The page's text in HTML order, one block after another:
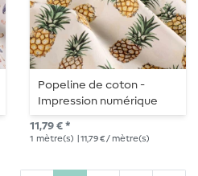
Popeline de coton -
Impression numérique
Ananas Blanc
11,79 € *
1 mètre(s) | 11,79 € / mètre(s)